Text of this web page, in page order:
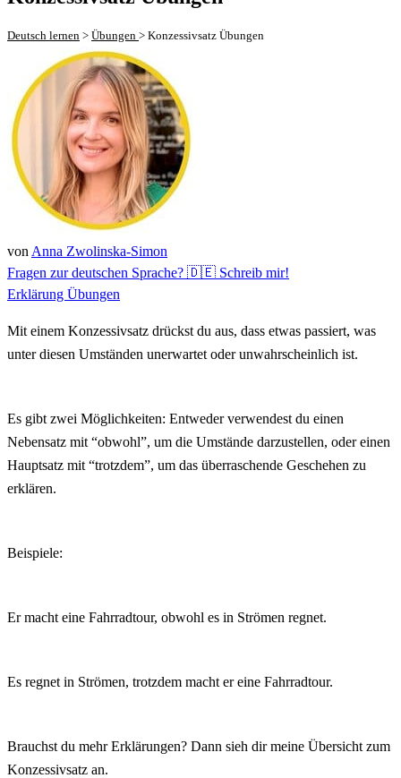
Deutsch lernen > Übungen > Konzessivsatz Übungen
von Anna Zwolinska-Simon
Fragen zur deutschen Sprache? 🇩🇪 Schreib mir!
Erklärung Übungen
Mit einem Konzessivsatz drückst du aus, dass etwas passiert, was
unter diesen Umständen unerwartet oder unwahrscheinlich ist.
Es gibt zwei Möglichkeiten: Entweder verwendest du einen
Nebensatz mit “obwohl”, um die Umstände darzustellen, oder einen
Hauptsatz mit “trotzdem”, um das überraschende Geschehen zu
erklären.
Beispiele:
Er macht eine Fahrradtour, obwohl es in Strömen regnet.
Es regnet in Strömen, trotzdem macht er eine Fahrradtour.
Brauchst du mehr Erklärungen? Dann sieh dir meine Übersicht zum
Konzessivsatz an.